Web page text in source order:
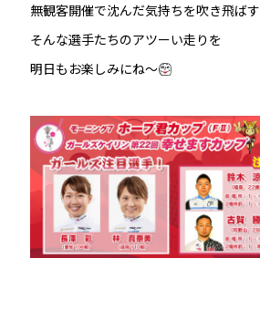
無観客開催で沈んだ気持ちを吹き飛ばす
そんな選手たちのアツーい走りを
明日もお楽しみにね～